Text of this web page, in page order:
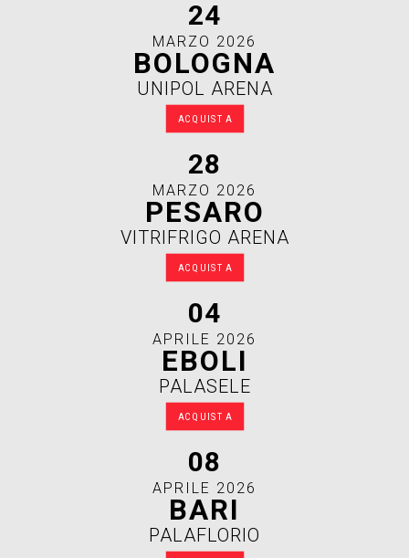
24
MARZO 2026
BOLOGNA
UNIPOL ARENA
ACQUISTA
28
MARZO 2026
PESARO
VITRIFRIGO ARENA
ACQUISTA
04
APRILE 2026
EBOLI
PALASELE
ACQUISTA
08
APRILE 2026
BARI
PALAFLORIO